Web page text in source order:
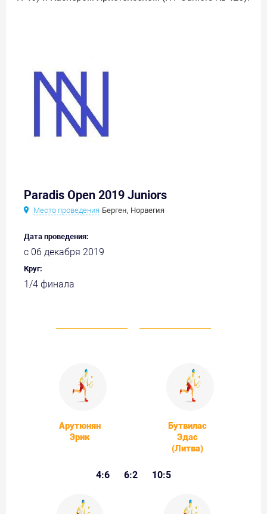
Paradis Open 2019 Juniors
Место проведения Берген, Норвегия
Дата проведения:
с 06 декабря 2019
Круг:
1/4 финала
Арутюнян
Эрик
Бутвилас
Эдас
(Литва)
4:6 6:2 10:5